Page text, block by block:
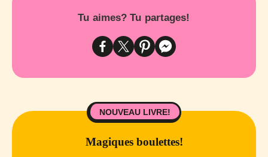
Tu aimes? Tu partages!
NOUVEAU LIVRE!
Magiques boulettes!